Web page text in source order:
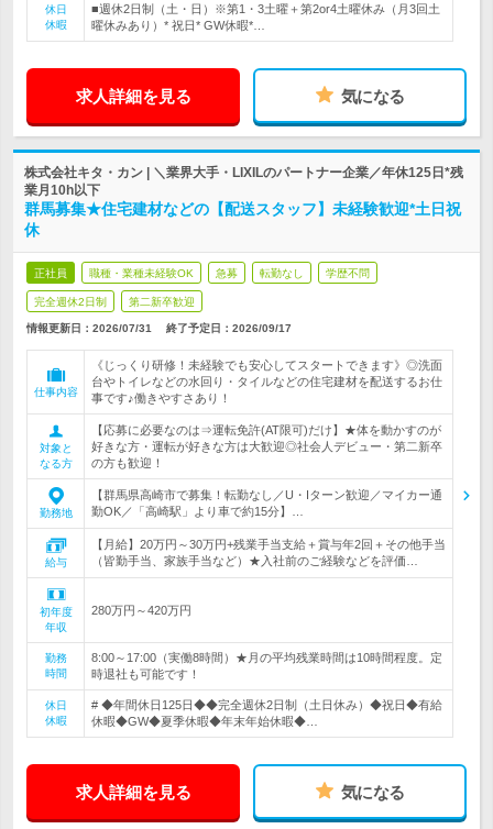
休日
休暇
■週休2日制（土・日）※第1・3土曜＋第2or4土曜休み（月3回土
曜休みあり）* 祝日* GW休暇*…
求人詳細を見る 気になる
株式会社キタ・カン | ＼業界大手・LIXILのパートナー企業／年休125日*残
業月10h以下
群馬募集★住宅建材などの【配送スタッフ】未経験歓迎*土日祝
休
正社員 職種・業種未経験OK 急募 転勤なし 学歴不問
完全週休2日制 第二新卒歓迎
情報更新日：2026/07/31 終了予定日： 2026/09/17
仕事内容
《じっくり研修！未経験でも安心してスタートできます》◎洗面
台やトイレなどの水回り・タイルなどの住宅建材を配送するお仕
事です♪働きやすさあり！
対象と
なる方
【応募に必要なのは⇒運転免許(AT限可)だけ】★体を動かすのが
好きな方・運転が好きな方は大歓迎◎社会人デビュー・第二新卒
の方も歓迎！
勤務地
【群馬県高崎市で募集！転勤なし／U・Iターン歓迎／マイカー通
勤OK／「高崎駅」より車で約15分】…
給与
【月給】20万円～30万円+残業手当支給＋賞与年2回＋その他手当
（皆勤手当、家族手当など）★入社前のご経験などを評価…
初年度
年収
280万円～420万円
勤務
時間
8:00～17:00（実働8時間）★月の平均残業時間は10時間程度。定
時退社も可能です！
休日
休暇
# ◆年間休日125日◆◆完全週休2日制（土日休み）◆祝日◆有給
休暇◆GW◆夏季休暇◆年末年始休暇◆…
求人詳細を見る 気になる